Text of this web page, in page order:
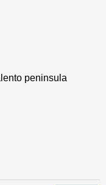
peninsula